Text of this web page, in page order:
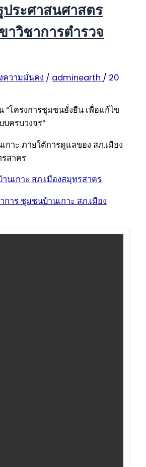
ระศาสนศาสตร
วิชาการตำรวจ
ความมั่นคง / adminearth / 20
“โครงการชุมชนยั่งยืน เพื่อแก้ไข
ครบวงจร”
กาะ ภายใต้การดูแลของ สภ.เมือง
สาคร
นเกาะ สภ.เมืองสมุทรสาคร
าร ชุมชนบ้านเกาะ สภ.เมือง